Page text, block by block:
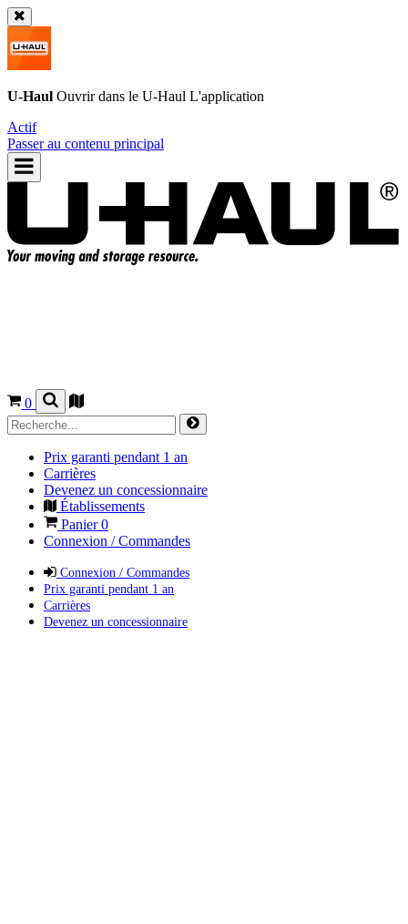
U-Haul Ouvrir dans le U-Haul L'application
Actif
Passer au contenu principal
0
Prix garanti pendant 1 an
Carrières
Devenez un concessionnaire
Établissements
Panier0
Connexion / Commandes
Connexion / Commandes
Prix garanti pendant 1 an
Carrières
Devenez un concessionnaire